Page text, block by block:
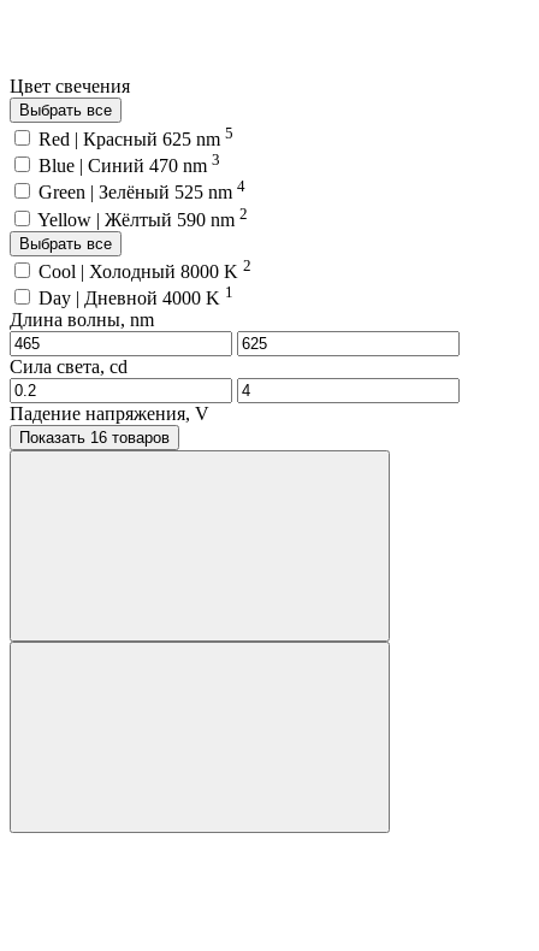
Цвет свечения
Выбрать все
Red | Красный 625 nm 5
Blue | Синий 470 nm 3
Green | Зелёный 525 nm 4
Yellow | Жёлтый 590 nm 2
Выбрать все
Cool | Холодный 8000 K 2
Day | Дневной 4000 K 1
Длина волны, nm
Сила света, cd
Падение напряжения, V
Показать 16 товаров